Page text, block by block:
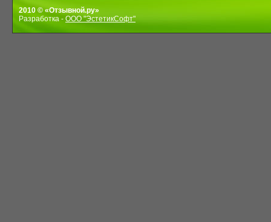
2010 © «Отзывной.ру»
Разработка - ООО "ЭстетикСофт"